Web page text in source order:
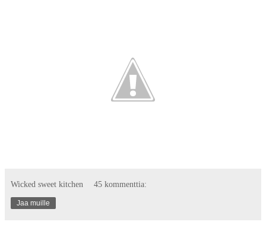
Wicked sweet kitchen 45 kommenttia:
Jaa muille